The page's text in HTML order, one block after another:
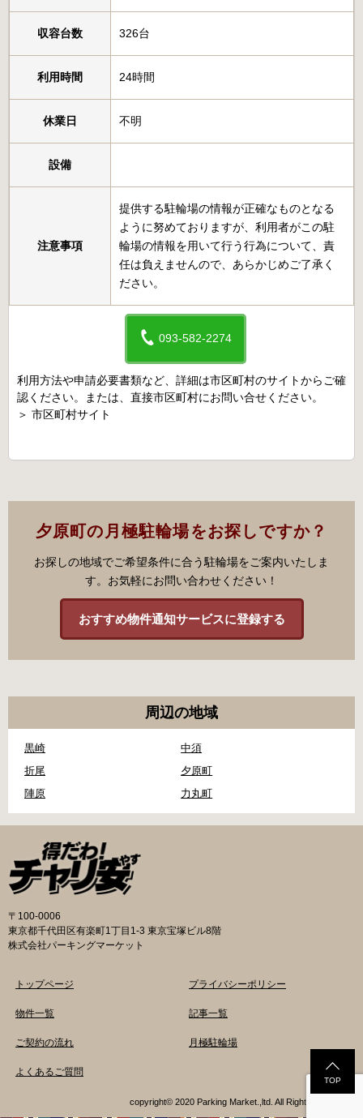
収容台数 326台
利用時間 24時間
休業日 不明
設備
注意事項
提供する駐輪場の情報が正確なものとなる
ように努めておりますが、利用者がこの駐
輪場の情報を用いて行う行為について、責
任は負えませんので、あらかじめご了承く
ださい。
093-582-2274
利用方法や申請必要書類など、詳細は市区町村のサイトからご確
認ください。または、直接市区町村にお問い合せください。
＞ 市区町村サイト
夕原町の月極駐輪場をお探しですか？
お探しの地域でご希望条件に合う駐輪場をご案内いたしま
す。お気軽にお問い合わせください！
おすすめ物件通知サービスに登録する
周辺の地域
黒崎
中須
折尾
夕原町
陣原
力丸町
〒100-0006
東京都千代田区有楽町1丁目1-3 東京宝塚ビル8階
株式会社パーキングマーケット
トップページ
物件一覧
ご契約の流れ
よくあるご質問
プライバシーポリシー
記事一覧
月極駐輪場
copyright© 2020 Parking Market.,ltd. All Rights Reserved.
TOP